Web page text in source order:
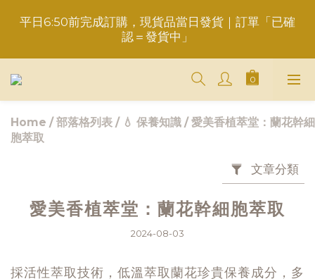
重要事項請點此聯繫，勿於訂單備註，以免錯失服務
平日6:50前完成訂購，現貨品當日發貨｜訂單「已確
認＝發貨中」
＋LINE好友折價100元✅歡迎LINE：＠aimershine
上班時間內專人回覆(WhatsAPP已停用，請LINE,
FB聯繫愛美香)
重要事項請點此聯繫，勿於訂單備註，以免錯失服務
Home /部落格列表 / 💧 保養知識 /愛美香植萃堂：蘭花幹細
胞萃取
文章分類
愛美香植萃堂：蘭花幹細胞萃取
2024-08-03
採活性萃取技術，低溫萃取蘭花珍貴保養成分，多